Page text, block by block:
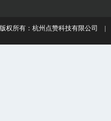
版权所有：杭州点赞科技有限公司